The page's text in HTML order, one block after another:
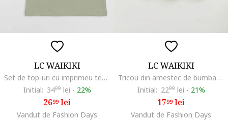
LC WAIKIKI
Set de top-uri cu imprimeu text - 2 piese, Maro taupe deschis/Verde deschis
Initial: 3499 lei - 22%
2699lei
Vandut de Fashion Days
LC WAIKIKI
Tricou din amestec de bumbac cu decolteu la baza gatului, Maro/Galben pai/Kaki inchis
Initial: 2299 lei - 21%
1799lei
Vandut de Fashion Days